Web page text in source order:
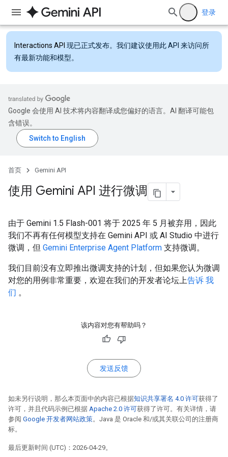
登录
Interactions API 现已正式发布。我们建议使用此 API 来访问所
有最新功能和模型。
Google 会使用 AI 技术将内容翻译成您偏好的语言。AI 翻译可能包
含错误。
首页 Gemini API
使用 Gemini API 进行微调
由于 Gemini 1.5 Flash-001 将于 2025 年 5 月被弃用，因此
我们不再有任何模型支持在 Gemini API 或 AI Studio 中进行
微调，但 Gemini Enterprise Agent Platform 支持微调。
我们目前没有立即推出微调支持的计划，但如果您认为微调
对您的用例非常重要，欢迎在我们的开发者论坛上告诉 我
们 。
该内容对您有帮助吗？
发送反馈
如未另行说明，那么本页面中的内容已根据知识共享署名 4.0 许可获得了
许可，并且代码示例已根据 Apache 2.0 许可获得了许可。有关详情，请
参阅 Google 开发者网站政策。Java 是 Oracle 和/或其关联公司的注册商
标。
最后更新时间 (UTC)：2026-04-29。